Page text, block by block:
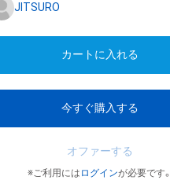
JITSURO
カートに入れる
今すぐ購入する
オファーする
※ご利用には ログインが必要です。